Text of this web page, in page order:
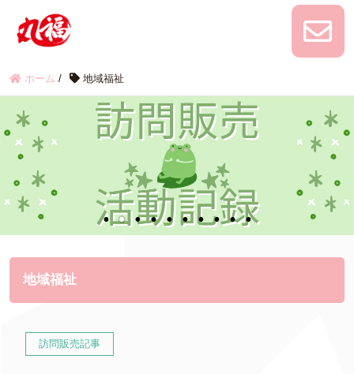
ホーム / 地域福祉
地域福祉
訪問販売記事